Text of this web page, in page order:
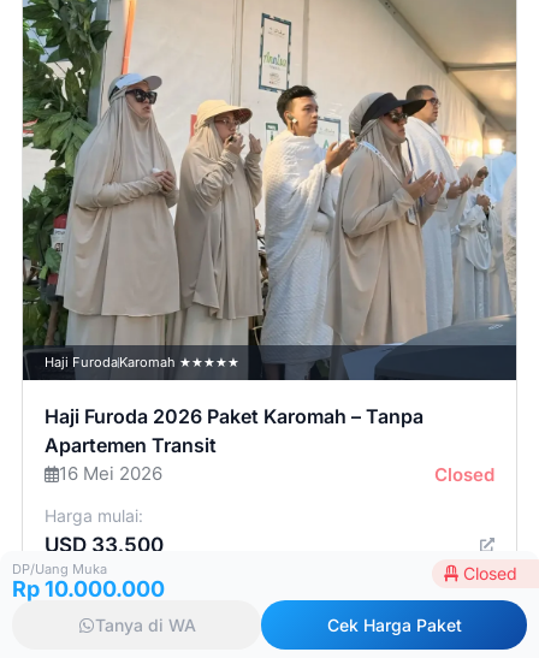
Haji FurodaKaromah ★★★★★
Haji Furoda 2026 Paket Karomah – Tanpa
Apartemen Transit
16 Mei 2026 Closed
Harga mulai:
USD 33.500
DP/Uang Muka
Rp 10.000.000
Closed
Tanya di WA Cek Harga Paket